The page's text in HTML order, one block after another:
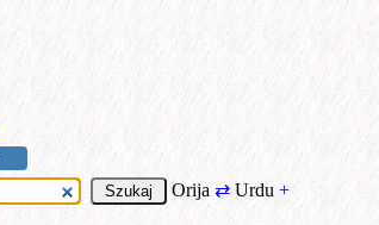
Orija ⇄ Urdu +